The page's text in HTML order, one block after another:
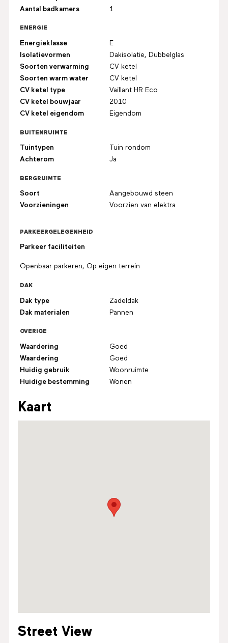
Aantal badkamers
1
ENERGIE
Energieklasse
E
Isolatievormen
Dakisolatie, Dubbelglas
Soorten verwarming
CV ketel
Soorten warm water
CV ketel
CV ketel type
Vaillant HR Eco
CV ketel bouwjaar
2010
CV ketel eigendom
Eigendom
BUITENRUIMTE
Tuintypen
Tuin rondom
Achterom
Ja
BERGRUIMTE
Soort
Aangebouwd steen
Voorzieningen
Voorzien van elektra
PARKEERGELEGENHEID
Parkeer faciliteiten
Openbaar parkeren, Op eigen terrein
DAK
Dak type
Zadeldak
Dak materialen
Pannen
OVERIGE
Waardering
Goed
Waardering
Goed
Huidig gebruik
Woonruimte
Huidige bestemming
Wonen
Kaart
Street View